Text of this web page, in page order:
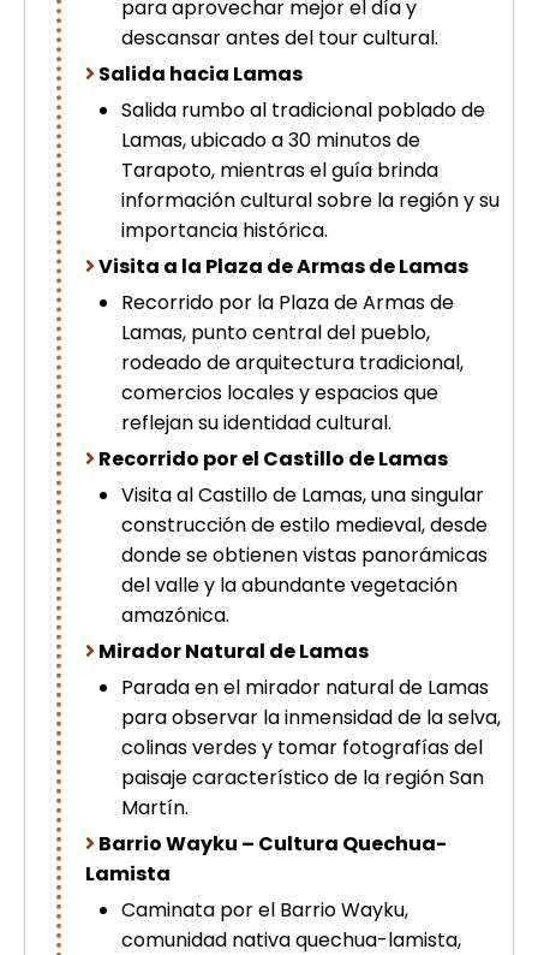
picchu
Tour de lujo Cusco 8 dias
Machupicchu + Hotel 4*
Tour Tiahuanaco desde Puno 1 día-
Puerta del Sol & Bolivia
Tour Uros Taquile 1 día | Salidas
desde Puno
para aprovechar mejor el día y
descansar antes del tour cultural.
Salida hacia Lamas
Salida rumbo al tradicional poblado de
Lamas, ubicado a 30 minutos de
Tarapoto, mientras el guía brinda
información cultural sobre la región y su
importancia histórica.
Visita a la Plaza de Armas de Lamas
Recorrido por la Plaza de Armas de
Lamas, punto central del pueblo,
rodeado de arquitectura tradicional,
comercios locales y espacios que
reflejan su identidad cultural.
Recorrido por el Castillo de Lamas
Visita al Castillo de Lamas, una singular
construcción de estilo medieval, desde
donde se obtienen vistas panorámicas
del valle y la abundante vegetación
amazónica.
Mirador Natural de Lamas
Parada en el mirador natural de Lamas
para observar la inmensidad de la selva,
colinas verdes y tomar fotografías del
paisaje característico de la región San
Martín.
Barrio Wayku – Cultura Quechua-
Lamista
Caminata por el Barrio Wayku,
comunidad nativa quechua-lamista,